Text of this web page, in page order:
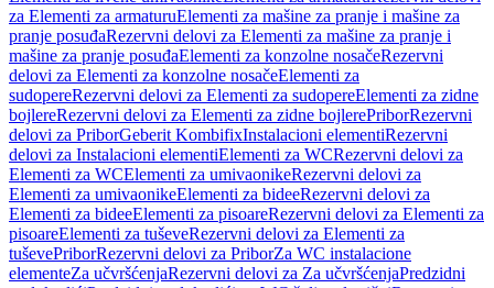
za Elementi za armaturuElementi za mašine za pranje i mašine za
pranje posuđaRezervni delovi za Elementi za mašine za pranje i
mašine za pranje posuđaElementi za konzolne nosačeRezervni
delovi za Elementi za konzolne nosačeElementi za
sudopereRezervni delovi za Elementi za sudopereElementi za zidne
bojlereRezervni delovi za Elementi za zidne bojlerePriborRezervni
delovi za PriborGeberit KombifixInstalacioni elementiRezervni
delovi za Instalacioni elementiElementi za WCRezervni delovi za
Elementi za WCElementi za umivaonikeRezervni delovi za
Elementi za umivaonikeElementi za bideeRezervni delovi za
Elementi za bideeElementi za pisoareRezervni delovi za Elementi za
pisoareElementi za tuševeRezervni delovi za Elementi za
tuševePriborRezervni delovi za PriborZa WC instalacione
elementeZa učvršćenjaRezervni delovi za Za učvršćenjaPredzidni